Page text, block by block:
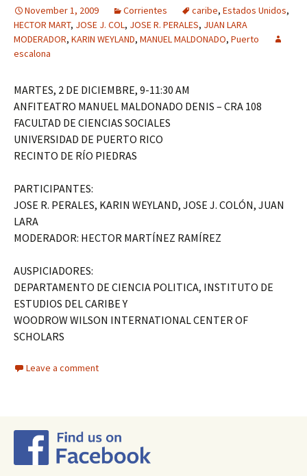
November 1, 2009 Corrientes caribe, Estados Unidos,
HECTOR MART, JOSE J. COL, JOSE R. PERALES, JUAN LARA
MODERADOR, KARIN WEYLAND, MANUEL MALDONADO, Puerto
escalona
MARTES, 2 DE DICIEMBRE, 9-11:30 AM
ANFITEATRO MANUEL MALDONADO DENIS – CRA 108
FACULTAD DE CIENCIAS SOCIALES
UNIVERSIDAD DE PUERTO RICO
RECINTO DE RÍO PIEDRAS
PARTICIPANTES:
JOSE R. PERALES, KARIN WEYLAND, JOSE J. COLÓN, JUAN
LARA
MODERADOR: HECTOR MARTÍNEZ RAMÍREZ
AUSPICIADORES:
DEPARTAMENTO DE CIENCIA POLITICA, INSTITUTO DE
ESTUDIOS DEL CARIBE Y
WOODROW WILSON INTERNATIONAL CENTER OF
SCHOLARS
Leave a comment